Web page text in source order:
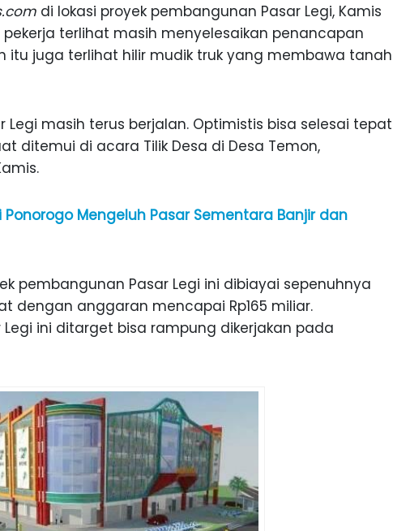
di lokasi proyek pembangunan Pasar Legi, Kamis
terlihat masih menyelesaikan penancapan
itu juga terlihat hilir mudik truk yang membawa tanah
Legi masih terus berjalan. Optimistis bisa selesai tepat
ditemui di acara Tilik Desa di Desa Temon,
Mengeluh Pasar Sementara Banjir dan
pembangunan Pasar Legi ini dibiayai sepenuhnya
dengan anggaran mencapai Rp165 miliar.
ini ditarget bisa rampung dikerjakan pada
PAHIT, NIKMATNYA
MADIUN
ANAK-ANAK BOJONEGORO DAN
NGANJUK SEKOLAH DI SMPN SARADAN
SEJAK 1996